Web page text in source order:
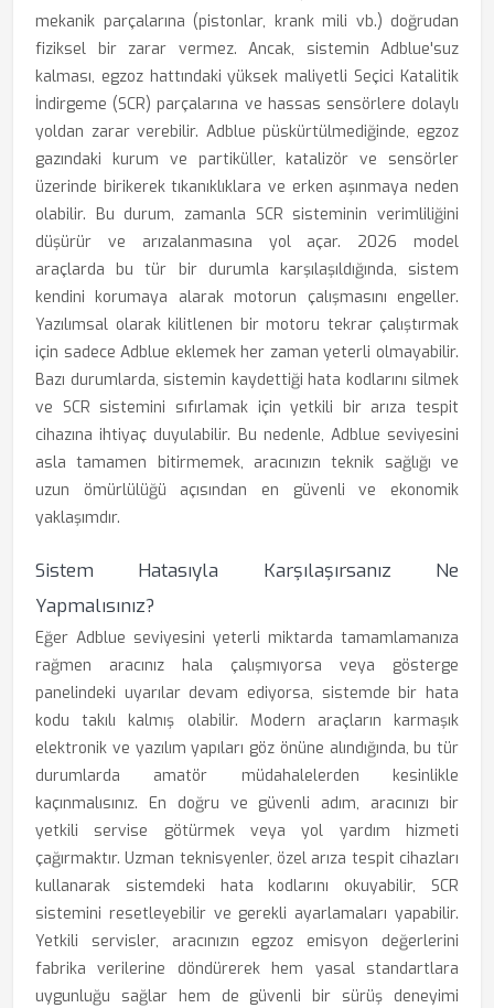
mekanik parçalarına (pistonlar, krank mili vb.) doğrudan
fiziksel bir zarar vermez. Ancak, sistemin Adblue'suz
kalması, egzoz hattındaki yüksek maliyetli Seçici Katalitik
İndirgeme (SCR) parçalarına ve hassas sensörlere dolaylı
yoldan zarar verebilir. Adblue püskürtülmediğinde, egzoz
gazındaki kurum ve partiküller, katalizör ve sensörler
üzerinde birikerek tıkanıklıklara ve erken aşınmaya neden
olabilir. Bu durum, zamanla SCR sisteminin verimliliğini
düşürür ve arızalanmasına yol açar. 2026 model
araçlarda bu tür bir durumla karşılaşıldığında, sistem
kendini korumaya alarak motorun çalışmasını engeller.
Yazılımsal olarak kilitlenen bir motoru tekrar çalıştırmak
için sadece Adblue eklemek her zaman yeterli olmayabilir.
Bazı durumlarda, sistemin kaydettiği hata kodlarını silmek
ve SCR sistemini sıfırlamak için yetkili bir arıza tespit
cihazına ihtiyaç duyulabilir. Bu nedenle, Adblue seviyesini
asla tamamen bitirmemek, aracınızın teknik sağlığı ve
uzun ömürlülüğü açısından en güvenli ve ekonomik
yaklaşımdır.
Sistem Hatasıyla Karşılaşırsanız Ne
Yapmalısınız?
Eğer Adblue seviyesini yeterli miktarda tamamlamanıza
rağmen aracınız hala çalışmıyorsa veya gösterge
panelindeki uyarılar devam ediyorsa, sistemde bir hata
kodu takılı kalmış olabilir. Modern araçların karmaşık
elektronik ve yazılım yapıları göz önüne alındığında, bu tür
durumlarda amatör müdahalelerden kesinlikle
kaçınmalısınız. En doğru ve güvenli adım, aracınızı bir
yetkili servise götürmek veya yol yardım hizmeti
çağırmaktır. Uzman teknisyenler, özel arıza tespit cihazları
kullanarak sistemdeki hata kodlarını okuyabilir, SCR
sistemini resetleyebilir ve gerekli ayarlamaları yapabilir.
Yetkili servisler, aracınızın egzoz emisyon değerlerini
fabrika verilerine döndürerek hem yasal standartlara
uygunluğu sağlar hem de güvenli bir sürüş deneyimi